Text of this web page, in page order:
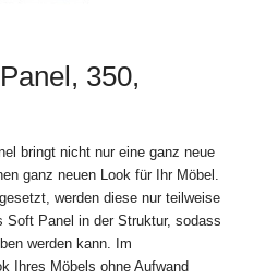
350,
bringt nicht nur eine ganz neue
ganz neuen Look für Ihr Möbel.
werden diese nur teilweise
Panel in der Struktur, sodass
werden kann. Im
Ihres Möbels ohne Aufwand
www.usm.com sind
USM Produkts gilt als Angebot
gemäss diesen Verkaufs-
Absendung der Bestellung eine
zu, in der die Einzelheiten der
werden. Der Kaufvertrag
Auftragsbestätigung von USM